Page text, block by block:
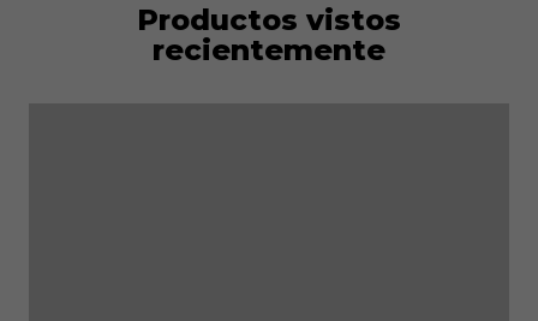
Productos vistos
recientemente